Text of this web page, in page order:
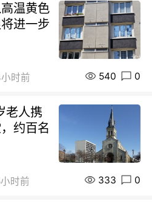
温黄色
进一步
时前 540 0
老人携
约百名
时前 333 0